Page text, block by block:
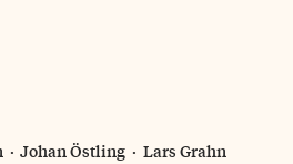
· Johan Östling · Lars Grahn